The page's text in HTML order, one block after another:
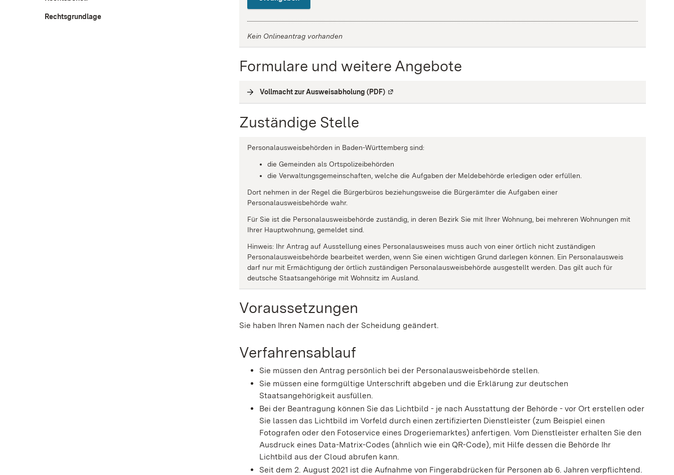
Rechtsgrundlage
Kein Onlineantrag vorhanden
Formulare und weitere Angebote
Vollmacht zur Ausweisabholung (PDF) Externe Verlinkung
Zuständige Stelle
Personalausweisbehörden in Baden-Württemberg sind:
die Gemeinden als Ortspolizeibehörden
die Verwaltungsgemeinschaften, welche die Aufgaben der Meldebehörde erledigen oder erfüllen.
Dort nehmen in der Regel die Bürgerbüros beziehungsweise die Bürgerämter die Aufgaben einer
Personalausweisbehörde wahr.
Für Sie ist die Personalausweisbehörde zuständig, in deren Bezirk Sie mit Ihrer Wohnung, bei mehreren Wohnungen mit
Ihrer Hauptwohnung, gemeldet sind.
Hinweis: Ihr Antrag auf Ausstellung eines Personalausweises muss auch von einer örtlich nicht zuständigen
Personalausweisbehörde bearbeitet werden, wenn Sie einen wichtigen Grund darlegen können. Ein Personalausweis
darf nur mit Ermächtigung der örtlich zuständigen Personalausweisbehörde ausgestellt werden. Das gilt auch für
deutsche Staatsangehörige mit Wohnsitz im Ausland.
Voraussetzungen
Sie haben Ihren Namen nach der Scheidung geändert.
Verfahrensablauf
Sie müssen den Antrag persönlich bei der Personalausweisbehörde stellen.
Sie müssen eine formgültige Unterschrift abgeben und die Erklärung zur deutschen
Staatsangehörigkeit ausfüllen.
Bei der Beantragung können Siedas Lichtbild - je nach Ausstattung der Behörde - vor Ort erstellen oder
Sie lassen das Lichtbild im Vorfeld durch einen zertifizierten Dienstleister (zum Beispiel einen
Fotografen oder den Fotoservice eines Drogeriemarktes) anfertigen. Vom Dienstleister erhalten Sie den
Ausdruck eines Data-Matrix-Codes (ähnlich wie ein QR-Code), mit Hilfe dessen die Behörde Ihr
Lichtbild aus der Cloud abrufen kann.
Seit dem 2. August 2021 ist die Aufnahme von Fingerabdrücken für Personen ab 6. Jahren verpflichtend.